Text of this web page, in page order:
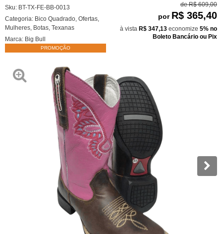
Sku: BT-TX-FE-BB-0013
Categoria: Bico Quadrado Ofertas
Mulheres Botas Texanas
Marca: Big Bull
PROMOÇÃO
de R$ 609,00
por R$ 365,40
à vista R$ 347,13 economize 5% no
Boleto Bancário ou Pix